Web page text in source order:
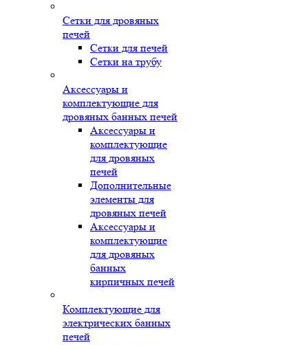
Сетки для дровяных
печей
Сетки для печей
Сетки на трубу
Аксессуары и
комплектующие для
дровяных банных печей
Аксессуары и
комплектующие
для дровяных
печей
Дополнительные
элементы для
дровяных печей
Аксессуары и
комплектующие
для дровяных
банных
кирпичных печей
Комплектующие для
электрических банных
печей